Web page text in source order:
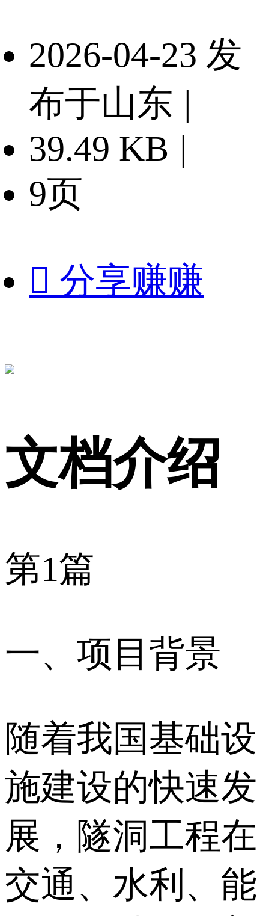
2026-04-23 发
布于山东 |
39.49 KB |
9页
 分享赚赚
文档介绍
第1篇
一、项目背景
随着我国基础设
施建设的快速发
展，隧洞工程在
交通、水利、能